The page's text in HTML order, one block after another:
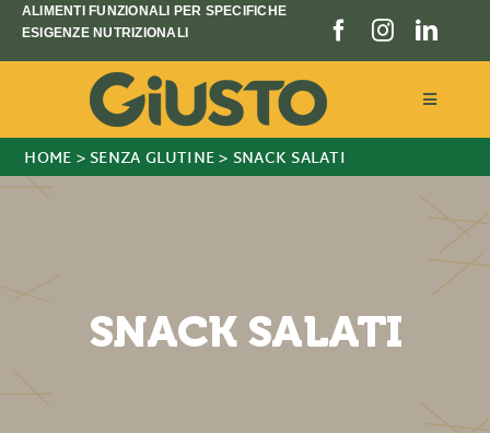
SaltaALIMENTI FUNZIONALI PER SPECIFICHE
ESIGENZE NUTRIZIONALI
Linee prodotto
Blog e Notizie
HOME > SENZA GLUTINE> SNACK SALATI
SNACK SALATI